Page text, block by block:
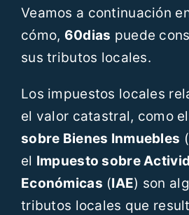
Veamos a continuación
cómo, 60dias puede
sus tributos locales.
Los impuestos locales
el valor catastral, como el
sobre Bienes Inmuebles (
el Impuesto sobre
Económicas (IAE) son
tributos locales que